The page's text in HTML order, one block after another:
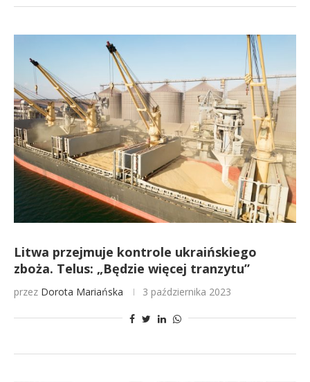
Litwa przejmuje kontrole ukraińskiego
zboża. Telus: „Będzie więcej tranzytu”
przez Dorota Mariańska 3 października 2023